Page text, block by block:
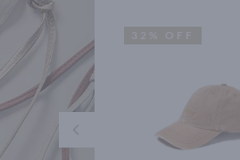
32% OFF